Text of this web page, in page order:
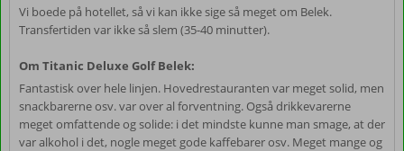
Vi boede på hotellet, så vi kan ikke sige så meget om Belek.
Transfertiden var ikke så slem (35-40 minutter).
Om Titanic Deluxe Golf Belek:
Fantastisk over hele linjen. Hovedrestauranten var meget solid, men
snackbarerne osv. var over al forventning. Også drikkevarerne
meget omfattende og solide: i det mindste kunne man smage, at der
var alkohol i det, nogle meget gode kaffebarer osv. Meget mange og